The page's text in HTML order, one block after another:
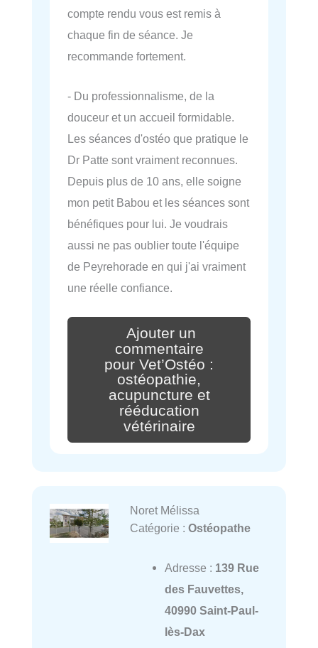
compte rendu vous est remis à
chaque fin de séance. Je
recommande fortement.
- Du professionnalisme, de la
douceur et un accueil formidable.
Les séances d'ostéo que pratique le
Dr Patte sont vraiment reconnues.
Depuis plus de 10 ans, elle soigne
mon petit Babou et les séances sont
bénéfiques pour lui. Je voudrais
aussi ne pas oublier toute l'équipe
de Peyrehorade en qui j'ai vraiment
une réelle confiance.
Ajouter un
commentaire
pour Vet’Ostéo :
ostéopathie,
acupuncture et
rééducation
vétérinaire
Noret Mélissa
Catégorie : Ostéopathe
Adresse : 139 Rue
des Fauvettes,
40990 Saint-Paul-
lès-Dax